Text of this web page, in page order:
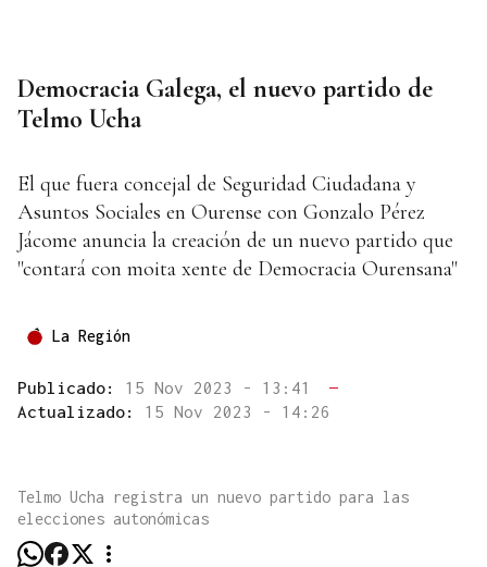
Democracia Galega, el nuevo partido de
Telmo Ucha
El que fuera concejal de Seguridad Ciudadana y
Asuntos Sociales en Ourense con Gonzalo Pérez
Jácome anuncia la creación de un nuevo partido que
"contará con moita xente de Democracia Ourensana"
La Región
Publicado: 15 Nov 2023 - 13:41
—
Actualizado: 15 Nov 2023 - 14:26
Telmo Ucha registra un nuevo partido para las
elecciones autonómicas